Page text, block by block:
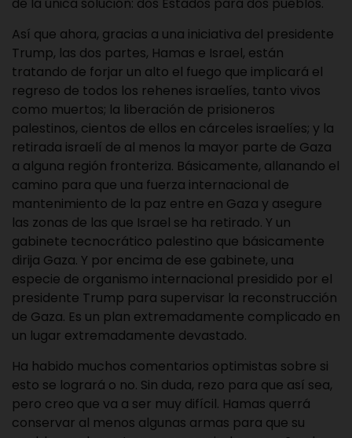
Así que ahora, gracias a una iniciativa del presidente
Trump, las dos partes, Hamas e Israel, están
tratando de forjar un alto el fuego que implicará el
regreso de todos los rehenes israelíes, tanto vivos
como muertos; la liberación de prisioneros
palestinos, cientos de ellos en cárceles israelíes; y la
retirada israelí de al menos la mayor parte de Gaza
a alguna región fronteriza. Básicamente, allanando el
camino para que una fuerza internacional de
mantenimiento de la paz entre en Gaza y asegure
las zonas de las que Israel se ha retirado. Y un
gabinete tecnocrático palestino que básicamente
dirija Gaza. Y por encima de ese gabinete, una
especie de organismo internacional presidido por el
presidente Trump para supervisar la reconstrucción
de Gaza. Es un plan extremadamente complicado en
un lugar extremadamente devastado.
Ha habido muchos comentarios optimistas sobre si
esto se logrará o no. Sin duda, rezo para que así sea,
pero creo que va a ser muy difícil. Hamas querrá
conservar al menos algunas armas para que su